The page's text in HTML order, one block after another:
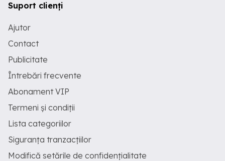
Suport clienți
Ajutor
Contact
Publicitate
Întrebări frecvente
Abonament VIP
Termeni și condiții
Lista categoriilor
Siguranța tranzacțiilor
Modifică setările de confidențialitate